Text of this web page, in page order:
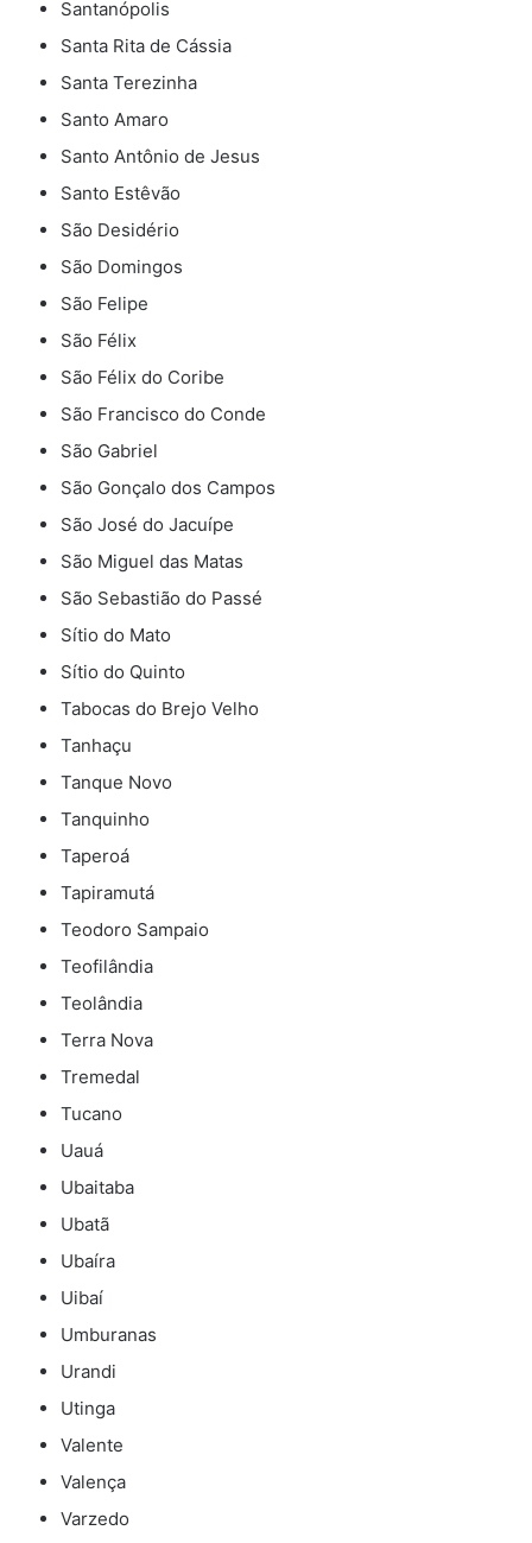
Santanópolis
Santa Rita de Cássia
Santa Terezinha
Santo Amaro
Santo Antônio de Jesus
Santo Estêvão
São Desidério
São Domingos
São Felipe
São Félix
São Félix do Coribe
São Francisco do Conde
São Gabriel
São Gonçalo dos Campos
São José do Jacuípe
São Miguel das Matas
São Sebastião do Passé
Sítio do Mato
Sítio do Quinto
Tabocas do Brejo Velho
Tanhaçu
Tanque Novo
Tanquinho
Taperoá
Tapiramutá
Teodoro Sampaio
Teofilândia
Teolândia
Terra Nova
Tremedal
Tucano
Uauá
Ubaitaba
Ubatã
Ubaíra
Uibaí
Umburanas
Urandi
Utinga
Valente
Valença
Varzedo